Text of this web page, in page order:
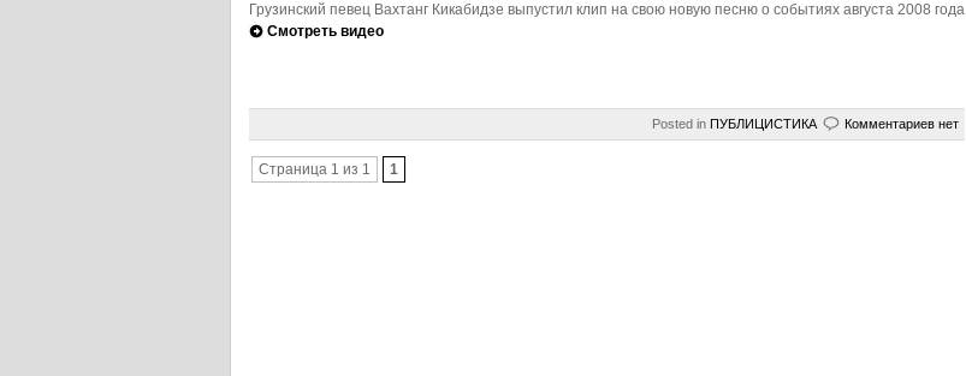
Грузинский певец Вахтанг Кикабидзе выпустил клип на свою новую песню о событиях августа 2008 года
Смотреть видео
Posted in ПУБЛИЦИCТИКА Комментариев нет
Страница 1 из 1 1